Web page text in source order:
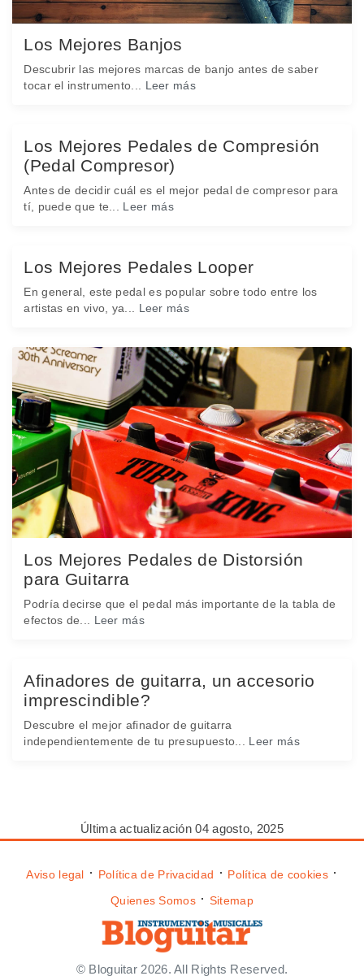
Los Mejores Banjos
Descubrir las mejores marcas de banjo antes de saber
tocar el instrumento... Leer más
Los Mejores Pedales de Compresión
(Pedal Compresor)
Antes de decidir cuál es el mejor pedal de compresor para
tí, puede que te... Leer más
Los Mejores Pedales Looper
En general, este pedal es popular sobre todo entre los
artistas en vivo, ya... Leer más
Los Mejores Pedales de Distorsión
para Guitarra
Podría decirse que el pedal más importante de la tabla de
efectos de... Leer más
Afinadores de guitarra, un accesorio
imprescindible?
Descubre el mejor afinador de guitarra
independientemente de tu presupuesto... Leer más
Última actualización 04 agosto, 2025
Aviso legal ⋅ Política de Privacidad ⋅ Política de cookies ⋅
Quienes Somos ⋅ Sitemap
© Bloguitar 2026. All Rights Reserved.